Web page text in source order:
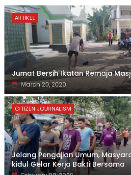
ARTIKEL
Jumat Bersih Ikatan Remaja
March 20, 2020
CITIZEN JOURNALISM
Jelang Pengajian Umum,
kidul Gelar Kerja Bakti Bersama